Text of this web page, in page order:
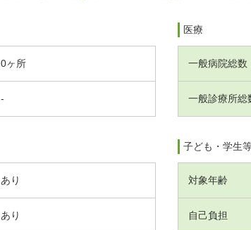
0ヶ所
-
医療
一般病院総数
一般診療所総
あり
あり
子ども・学生
対象年齢
自己負担